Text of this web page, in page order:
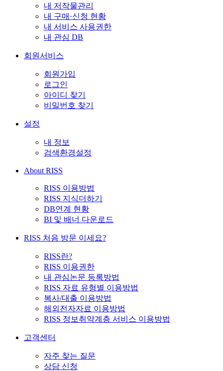
내 저작물관리
내 구매·신청 현황
내 서비스 사용권한
내 관심 DB
회원서비스
회원가입
로그인
아이디 찾기
비밀번호 찾기
설정
내 정보
검색환경설정
About RISS
RISS 이용방법
RISS 지식더하기
DB연계 현황
BI 및 배너 다운로드
RISS 처음 방문 이세요?
RISS란?
RISS 이용권한
내 관심논문 등록방법
RISS 자료 유형별 이용방법
복사/대출 이용방법
해외전자자료 이용방법
RISS 정보취약계층 서비스 이용방법
고객센터
자주 찾는 질문
상담 신청